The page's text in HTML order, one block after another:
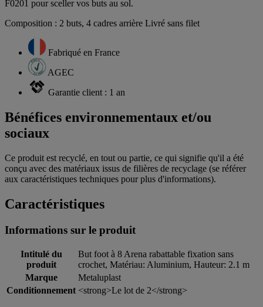
F0201 pour sceller vos buts au sol.
Composition : 2 buts, 4 cadres arrière Livré sans filet
Fabriqué en France
AGEC
Garantie client : 1 an
Bénéfices environnementaux et/ou
sociaux
Ce produit est recyclé, en tout ou partie, ce qui signifie qu'il a été
conçu avec des matériaux issus de filières de recyclage (se référer
aux caractéristiques techniques pour plus d'informations).
Caractéristiques
Informations sur le produit
Intitulé du
produit
But foot à 8 Arena rabattable fixation sans
crochet, Matériau: Aluminium, Hauteur: 2.1 m
Marque
Metaluplast
Conditionnement <strong>Le lot de 2</strong>